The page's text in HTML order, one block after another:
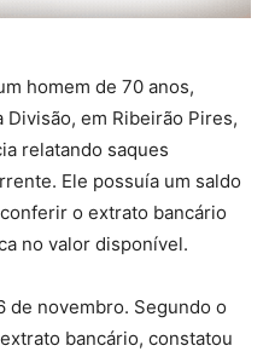
homem de 70 anos,
em Ribeirão Pires,
relatando saques
Ele possuía um saldo
o extrato bancário
no valor disponível.
de novembro. Segundo o
bancário, constatou